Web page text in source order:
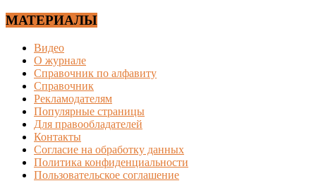
МАТЕРИАЛЫ
Видео
О журнале
Справочник по алфавиту
Справочник
Рекламодателям
Популярные страницы
Для правообладателей
Контакты
Согласие на обработку данных
Политика конфиденциальности
Пользовательское соглашение